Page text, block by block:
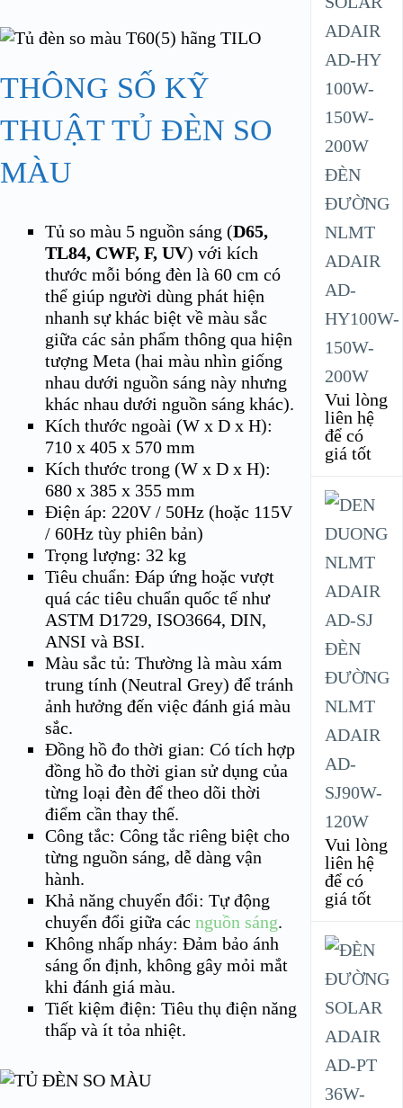
THÔNG SỐ KỸ
THUẬT TỦ ĐÈN SO
MÀU
Tủ so màu 5 nguồn sáng (D65,
TL84, CWF, F, UV) với kích
thước mỗi bóng đèn là 60 cm có
thể giúp người dùng phát hiện
nhanh sự khác biệt về màu sắc
giữa các sản phẩm thông qua hiện
tượng Meta (hai màu nhìn giống
nhau dưới nguồn sáng này nhưng
khác nhau dưới nguồn sáng khác).
Kích thước ngoài (W x D x H):
710 x 405 x 570 mm
Kích thước trong (W x D x H):
680 x 385 x 355 mm
Điện áp: 220V / 50Hz (hoặc 115V
/ 60Hz tùy phiên bản)
Trọng lượng: 32 kg
Tiêu chuẩn: Đáp ứng hoặc vượt
quá các tiêu chuẩn quốc tế như
ASTM D1729, ISO3664, DIN,
ANSI và BSI.
Màu sắc tủ: Thường là màu xám
trung tính (Neutral Grey) để tránh
ảnh hưởng đến việc đánh giá màu
sắc.
Đồng hồ đo thời gian: Có tích hợp
đồng hồ đo thời gian sử dụng của
từng loại đèn để theo dõi thời
điểm cần thay thế.
Công tắc: Công tắc riêng biệt cho
từng nguồn sáng, dễ dàng vận
hành.
Khả năng chuyển đổi: Tự động
chuyển đổi giữa các nguồn sáng.
Không nhấp nháy: Đảm bảo ánh
sáng ổn định, không gây mỏi mắt
khi đánh giá màu.
Tiết kiệm điện: Tiêu thụ điện năng
thấp và ít tỏa nhiệt.
ĐÈN
ĐƯỜNG
NLMT
ADAIR
AD-
HY100W-
150W-
200W
Vui lòng
liên hệ
để có
giá tốt
ĐÈN
ĐƯỜNG
NLMT
ADAIR
AD-
SJ90W-
120W
Vui lòng
liên hệ
để có
giá tốt